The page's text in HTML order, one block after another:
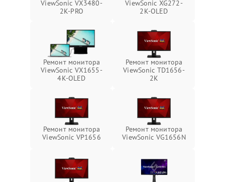
ViewSonic VX3480-
2K-PRO
ViewSonic XG272-
2K-OLED
Ремонт монитора
ViewSonic VX1655-
4K-OLED
Ремонт монитора
ViewSonic TD1656-
2K
Ремонт монитора
ViewSonic VP1656
Ремонт монитора
ViewSonic VG1656N